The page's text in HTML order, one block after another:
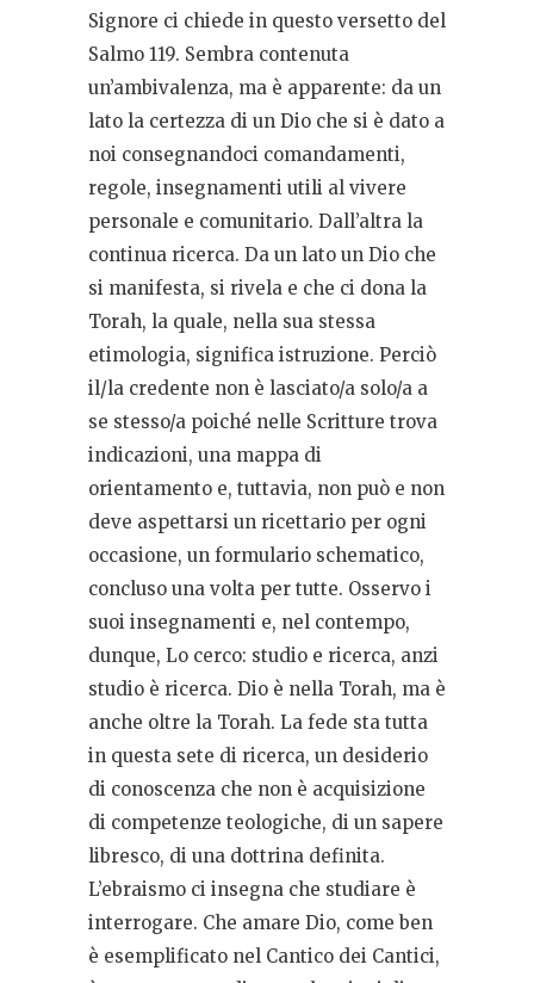
Signore ci chiede in questo versetto del
Salmo 119. Sembra contenuta
un’ambivalenza, ma è apparente: da un
lato la certezza di un Dio che si è dato a
noi consegnandoci comandamenti,
regole, insegnamenti utili al vivere
personale e comunitario. Dall’altra la
continua ricerca. Da un lato un Dio che
si manifesta, si rivela e che ci dona la
Torah, la quale, nella sua stessa
etimologia, significa istruzione. Perciò
il/la credente non è lasciato/a solo/a a
se stesso/a poiché nelle Scritture trova
indicazioni, una mappa di
orientamento e, tuttavia, non può e non
deve aspettarsi un ricettario per ogni
occasione, un formulario schematico,
concluso una volta per tutte. Osservo i
suoi insegnamenti e, nel contempo,
dunque, Lo cerco: studio e ricerca, anzi
studio è ricerca. Dio è nella Torah, ma è
anche oltre la Torah. La fede sta tutta
in questa sete di ricerca, un desiderio
di conoscenza che non è acquisizione
di competenze teologiche, di un sapere
libresco, di una dottrina definita.
L’ebraismo ci insegna che studiare è
interrogare. Che amare Dio, come ben
è esemplificato nel Cantico dei Cantici,